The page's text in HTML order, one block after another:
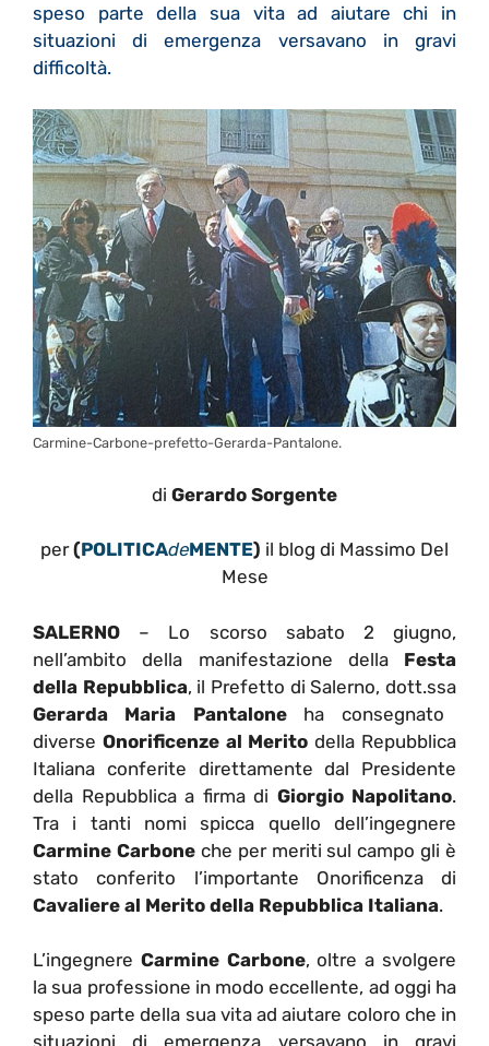
speso parte della sua vita ad aiutare chi in
situazioni di emergenza versavano in gravi
difficoltà.
Carmine-Carbone-prefetto-Gerarda-Pantalone.
di Gerardo Sorgente
per(POLITICAdeMENTE) il blog di Massimo Del
Mese
SALERNO – Lo scorso sabato 2 giugno,
nell’ambito della manifestazione della Festa
della Repubblica, il Prefetto di Salerno, dott.ssa
Gerarda Maria Pantaloneha consegnato
diverse Onorificenze al Merito della Repubblica
Italiana conferite direttamente dal Presidente
della Repubblica a firma di Giorgio Napolitano.
Tra i tanti nomi spicca quello dell’ingegnere
Carmine Carboneche per meriti sul campo gli è
stato conferito l’importante Onorificenza di
Cavaliere al Merito della Repubblica Italiana.
L’ingegnere Carmine Carbone, oltre a svolgere
la sua professione in modo eccellente, ad oggi ha
speso parte della sua vita ad aiutare coloro che in